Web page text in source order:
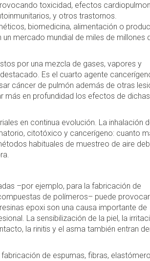
toxicidad, efectos
y otros trastornos.
biomedicina, alimentación o
mercado mundial de miles de millones
por una mezcla de gases, vapores y
Es el cuarto agente
cáncer de pulmón además de otras
más en profundidad los efectos de dichas
en continua evolución. La inhalación
citotóxico y cancerígeno: cuanto
habituales de muestreo de aire
–por ejemplo, para la fabricación de
de polímeros– puede provocar
epoxi son una causa importante de
La sensibilización de la piel, la
la rinitis y el asma también entran
de espumas, fibras,